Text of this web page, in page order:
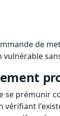
de
vulnérable
se prémunir
vérifiant